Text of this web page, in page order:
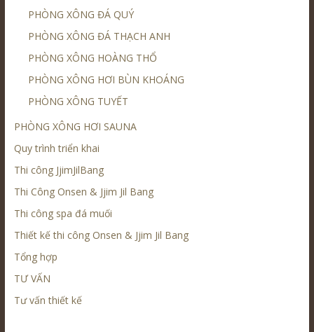
PHÒNG XÔNG ĐÁ QUÝ
PHÒNG XÔNG ĐÁ THẠCH ANH
PHÒNG XÔNG HOÀNG THỔ
PHÒNG XÔNG HƠI BÙN KHOÁNG
PHÒNG XÔNG TUYẾT
PHÒNG XÔNG HƠI SAUNA
Quy trình triển khai
Thi công JjimJilBang
Thi Công Onsen & Jjim Jil Bang
Thi công spa đá muối
Thiết kế thi công Onsen & Jjim Jil Bang
Tổng hợp
TƯ VẤN
Tư vấn thiết kế